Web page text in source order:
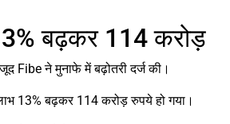
बढ़कर 114 करोड़
Fibe ने मुनाफे में बढ़ोतरी दर्ज की।
13% बढ़कर 114 करोड़ रुपये हो गया।